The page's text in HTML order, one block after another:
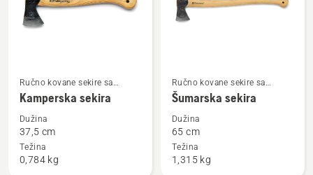
Pogledajte
više
detalja
Kamperska
sekira
Ručno kovane sekire sa
drvenom drškom
Kamperska sekira
Dužina
37,5 cm
Težina
0,784 kg
Pogledajte
više
detalja
Šumarska
sekira
Ručno kovane sekire sa
drvenom drškom
Šumarska sekira
Dužina
65 cm
Težina
1,315 kg